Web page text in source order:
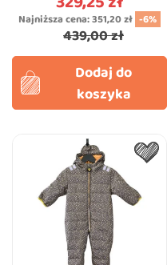
Najniższa cena:351,20 zł -6%
439,00 zł
Dodaj do
koszyka